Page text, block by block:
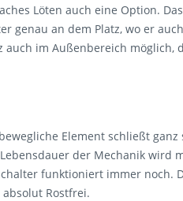
Löten auch eine Option.
genau an dem Platz, wo er
im Außenbereich möglich,
Element schließt ganz
der Mechanik wird
funktioniert immer noch.
Rostfrei.